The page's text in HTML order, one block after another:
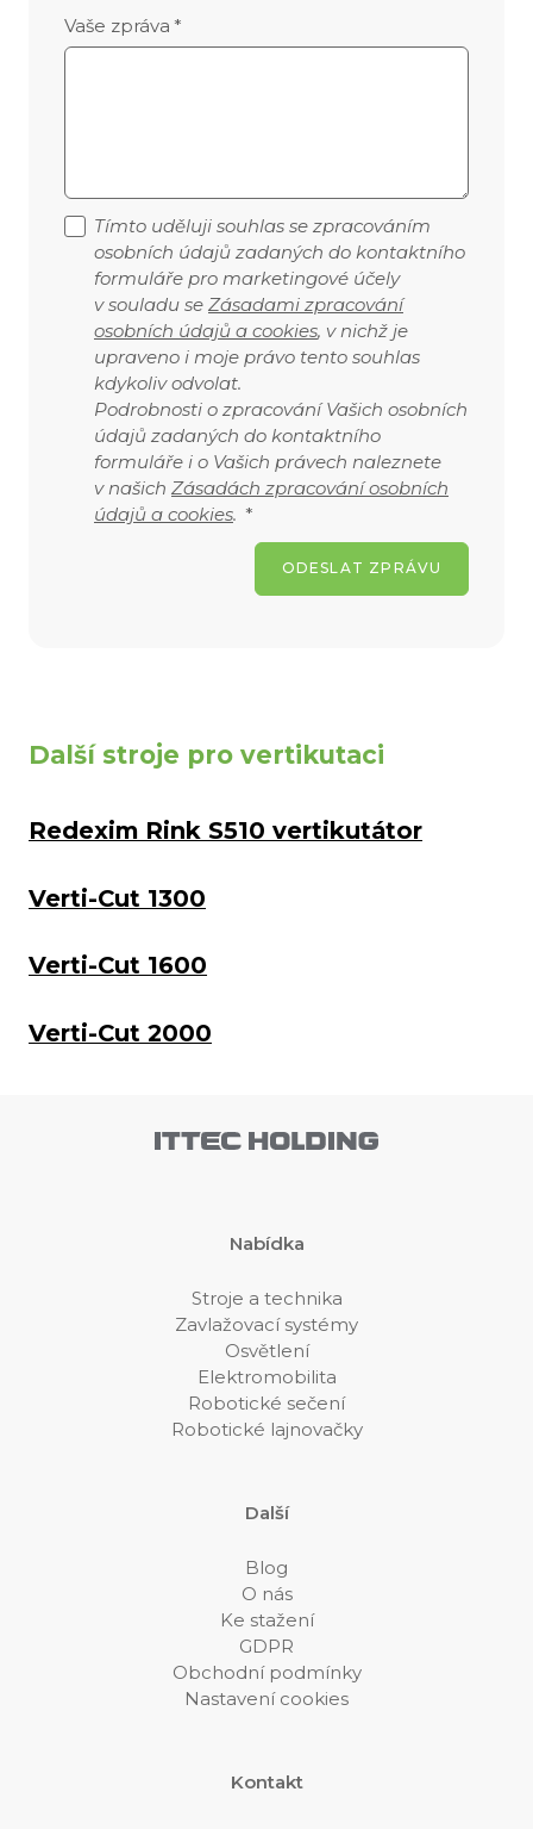
Vaše zpráva *
Tímto uděluji souhlas se zpracováním
osobních údajů zadaných do kontaktního
formuláře pro marketingové účely
v souladu se Zásadami zpracování
osobních údajů a cookies, v nichž je
upraveno i moje právo tento souhlas
kdykoliv odvolat.
Podrobnosti o zpracování Vašich osobních
údajů zadaných do kontaktního
formuláře i o Vašich právech naleznete
v našich Zásadách zpracování osobních
údajů a cookies. *
ODESLAT ZPRÁVU
Další stroje pro vertikutaci
Redexim Rink S510 vertikutátor
Verti-Cut 1300
Verti-Cut 1600
Verti-Cut 2000
Nabídka
Stroje a technika
Zavlažovací systémy
Osvětlení
Elektromobilita
Robotické sečení
Robotické lajnovačky
Další
Blog
O nás
Ke stažení
GDPR
Obchodní podmínky
Nastavení cookies
Kontakt